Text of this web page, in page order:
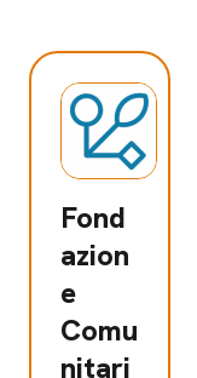
Fond
azion
e
Comu
nitari